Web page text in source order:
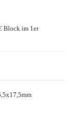
Block im 1er